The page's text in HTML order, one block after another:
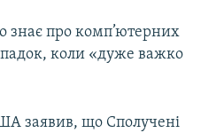
знає про комп’ютерних
коли «дуже важко
заявив, що Сполучені